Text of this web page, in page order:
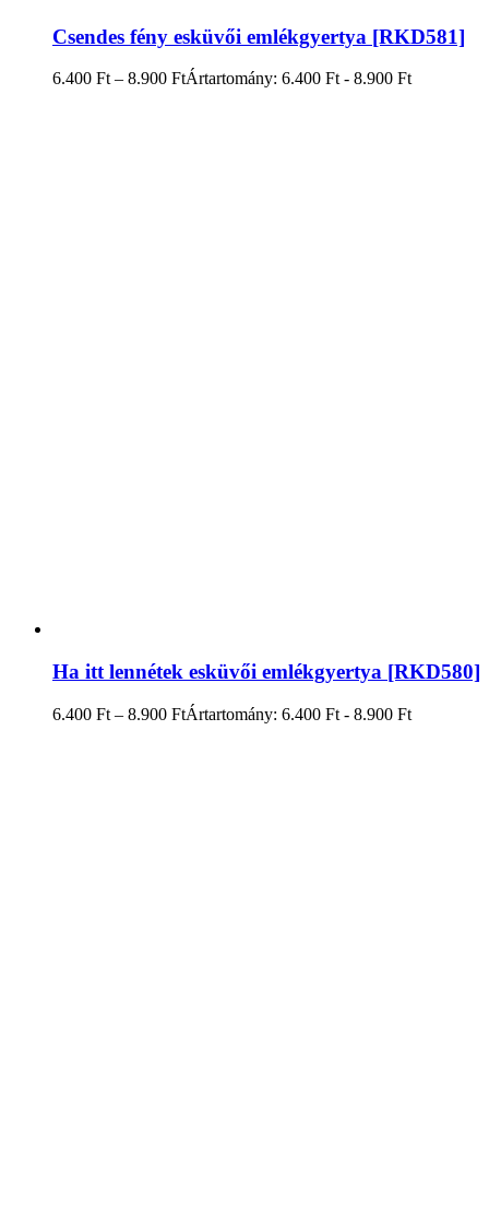
Csendes fény esküvői emlékgyertya [RKD581]
6.400 Ft – 8.900 FtÁrtartomány: 6.400 Ft - 8.900 Ft
Ha itt lennétek esküvői emlékgyertya [RKD580]
6.400 Ft – 8.900 FtÁrtartomány: 6.400 Ft - 8.900 Ft